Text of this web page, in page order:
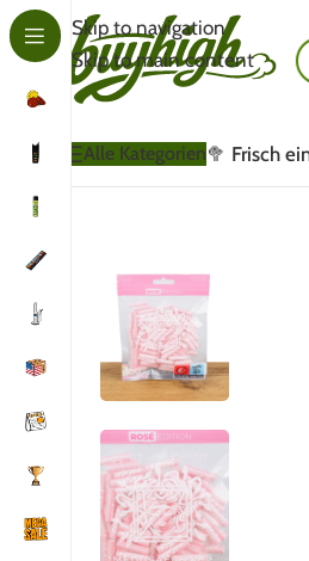
Skip to navigation
Skip to main content
Alle Kategorien🥦 Frisch